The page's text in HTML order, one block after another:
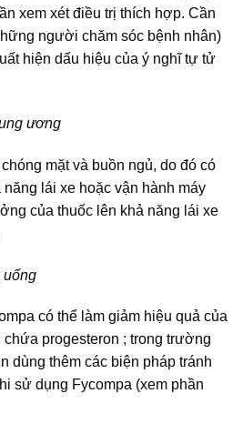
xem xét điều trị thích hợp. Cần
người chăm sóc bệnh nhân)
hiện dấu hiệu của ý nghĩ tự tử
ương
mặt và buồn ngủ, do đó có
lái xe hoặc vận hành máy
của thuốc lên khả năng lái xe
uống
có thể làm giảm hiệu quả của
chứa progesteron ; trong trường
dùng thêm các biện pháp tránh
sử dụng Fycompa (xem phần